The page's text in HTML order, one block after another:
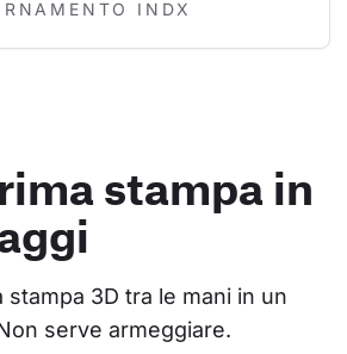
INDX
stampa in
stampa 3D tra le mani in un
serve armeggiare.